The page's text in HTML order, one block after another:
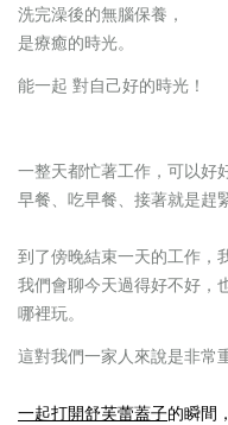
洗完澡後的無腦保養，
是療癒的時光。
能一起 對自己好的時光！
一整天都忙著工作，可以好
早餐、吃早餐、接著就是趕
到了傍晚結束一天的工作，
我們會聊今天過得好不好，
哪裡玩。
這對我們一家人來說是非常
一起打開舒芙蕾蓋子的瞬間